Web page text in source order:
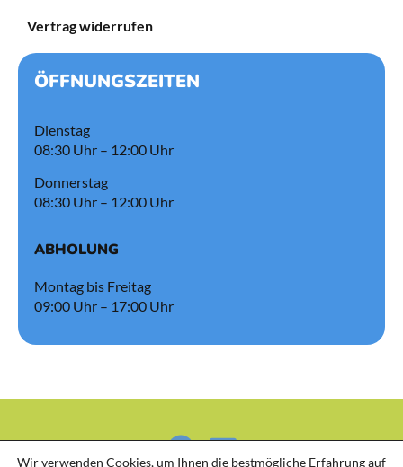
Vertrag widerrufen
ÖFFNUNGSZEITEN
Dienstag
08:30 Uhr – 12:00 Uhr
Donnerstag
08:30 Uhr – 12:00 Uhr
ABHOLUNG
Montag bis Freitag
09:00 Uhr – 17:00 Uhr
Wir verwenden Cookies, um Ihnen die bestmögliche Erfahrung auf